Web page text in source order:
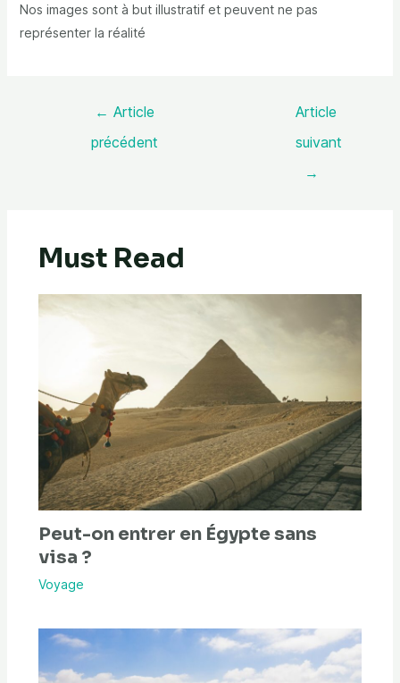
Nos images sont à but illustratif et peuvent ne pas
représenter la réalité
← Article
précédent
Article
suivant
→
Must Read
Peut-on entrer en Égypte sans
visa ?
Voyage